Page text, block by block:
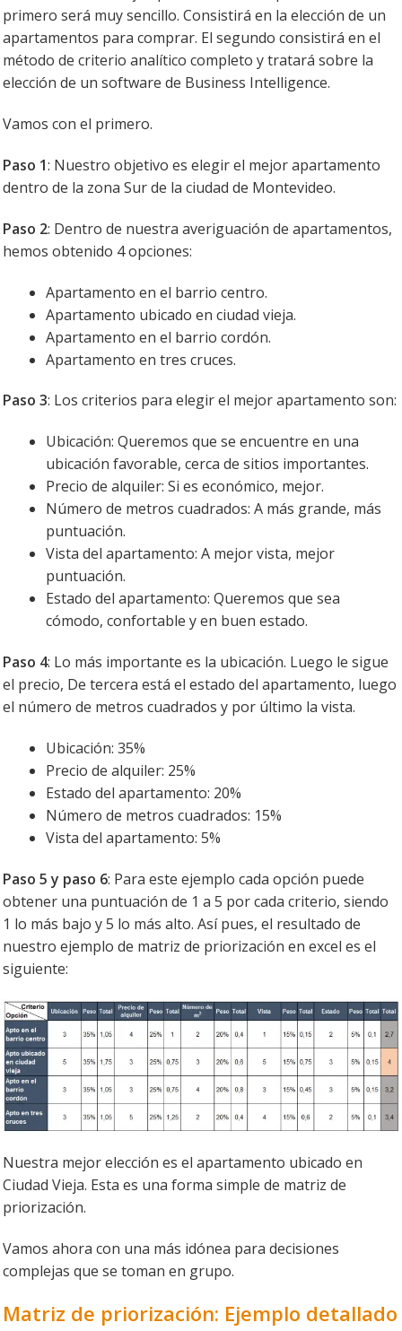
primero será muy sencillo. Consistirá en la elección de un
apartamentos para comprar. El segundo consistirá en el
método de criterio analítico completo y tratará sobre la
elección de un software de Business Intelligence.
Vamos con el primero.
Paso 1: Nuestro objetivo es elegir el mejor apartamento
dentro de la zona Sur de la ciudad de Montevideo.
Paso 2: Dentro de nuestra averiguación de apartamentos,
hemos obtenido 4 opciones:
Apartamento en el barrio centro.
Apartamento ubicado en ciudad vieja.
Apartamento en el barrio cordón.
Apartamento en tres cruces.
Paso 3: Los criterios para elegir el mejor apartamento son:
Ubicación: Queremos que se encuentre en una
ubicación favorable, cerca de sitios importantes.
Precio de alquiler: Si es económico, mejor.
Número de metros cuadrados: A más grande, más
puntuación.
Vista del apartamento: A mejor vista, mejor
puntuación.
Estado del apartamento: Queremos que sea
cómodo, confortable y en buen estado.
Paso 4: Lo más importante es la ubicación. Luego le sigue
el precio, De tercera está el estado del apartamento, luego
el número de metros cuadrados y por último la vista.
Ubicación: 35%
Precio de alquiler: 25%
Estado del apartamento: 20%
Número de metros cuadrados: 15%
Vista del apartamento: 5%
Paso 5 y paso 6: Para este ejemplo cada opción puede
obtener una puntuación de 1 a 5 por cada criterio, siendo
1 lo más bajo y 5 lo más alto. Así pues, el resultado de
nuestro ejemplo de matriz de priorización en excel es el
siguiente:
Nuestra mejor elección es el apartamento ubicado en
Ciudad Vieja. Esta es una forma simple de matriz de
priorización.
Vamos ahora con una más idónea para decisiones
complejas que se toman en grupo.
Matriz de priorización: Ejemplo detallado